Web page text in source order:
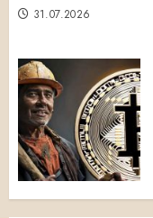
31.07.2026